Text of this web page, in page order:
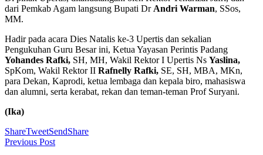
dari Pemkab Agam langsung Bupati Dr Andri Warman, SSos,
MM.
Hadir pada acara Dies Natalis ke-3 Upertis dan sekalian
Pengukuhan Guru Besar ini, Ketua Yayasan Perintis Padang
Yohandes Rafki, SH, MH, Wakil Rektor I Upertis Ns Yaslina,
SpKom, Wakil Rektor II Rafnelly Rafki, SE, SH, MBA, MKn,
para Dekan, Kaprodi, ketua lembaga dan kepala biro, mahasiswa
dan alumni, serta kerabat, rekan dan teman-teman Prof Suryani.
(Ika)
ShareTweetSendShare
Previous Post